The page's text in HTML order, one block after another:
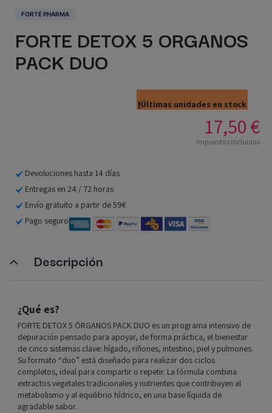
FORTÉ PHARMA
FORTE DETOX 5 ORGANOS
PACK DUO
Últimas unidades en stock
17,50 €
Impuestos incluidos
Devoluciones hasta 14 días
Entregas en 24 / 72 horas
Envío gratuito a partir de 59€
Pago seguro
Descripción
¿Qué es?
FORTE DETOX 5 ÓRGANOS PACK DUO es un programa intensivo de
depuración pensado para apoyar, de forma práctica, el bienestar
de cinco sistemas clave: hígado, riñones, intestino, piel y pulmones.
Su formato “duo” está diseñado para realizar dos ciclos
completos, ideal para compartir o repetir. La fórmula combina
extractos vegetales tradicionales y nutrientes que contribuyen al
metabolismo y al equilibrio hídrico, en una base líquida de
agradable sabor.